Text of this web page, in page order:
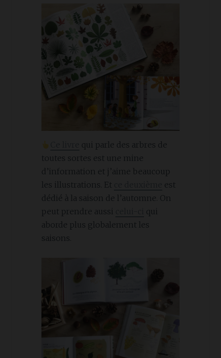
qui parle des arbres de
toutes sortes est une mine
d’information et j’aime beaucoup
les illustrations. Et
est
dédié à la saison de l’automne. On
peut prendre aussi
qui
aborde plus globalement les
saisons.